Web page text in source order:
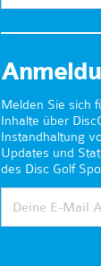
Melden Sie sich
Inhalte über
Instandhaltung
Updates und
des Disc Golf